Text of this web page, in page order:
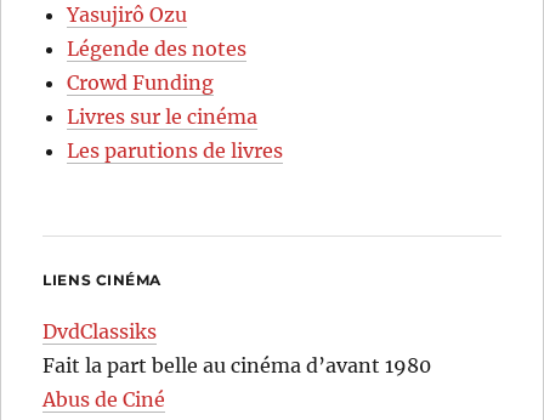
Yasujirô Ozu
Légende des notes
Crowd Funding
Livres sur le cinéma
Les parutions de livres
LIENS CINÉMA
DvdClassiks
Fait la part belle au cinéma d’avant 1980
Abus de Ciné